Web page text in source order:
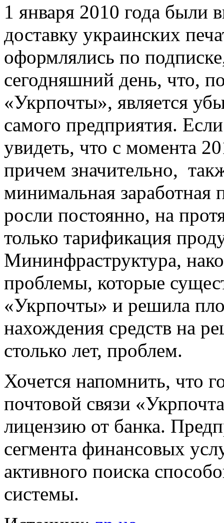
1 января 2010 года были
доставку украинских
оформлялись по
сегодняшний день, что,
«Укрпочты», является
самого предприятия.
увидеть, что с момента
причем значительно,
минимальная заработная
росли постоянно, на
только тарификация
Мининфраструктура,
проблемы, которые
«Укрпочты» и решила
нахождения средств на
столько лет, проблем.
Хочется напомнить, что
почтовой связи
лицензию от банка.
сегмента финансовых
активного поиска
системы.